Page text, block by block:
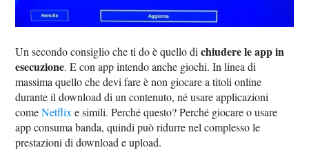
Un secondo consiglio che ti do è quello dichiudere le app in
esecuzione. E con app intendo anche giochi. In linea di
massima quello che devi fare è non giocare a titoli online
durante il download di un contenuto, né usare applicazioni
comeNetflix e simili. Perché questo? Perché giocare o usare
app consuma banda, quindi può ridurre nel complesso le
prestazioni di download e upload.